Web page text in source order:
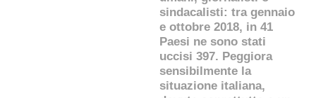
sindacalisti: tra gennaio
e ottobre 2018, in 41
Paesi ne sono stati
uccisi 397. Peggiora
sensibilmente la
situazione italiana,